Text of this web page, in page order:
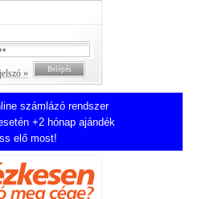
»
számlázó rendszer
+2 hónap ajándék
elő most!